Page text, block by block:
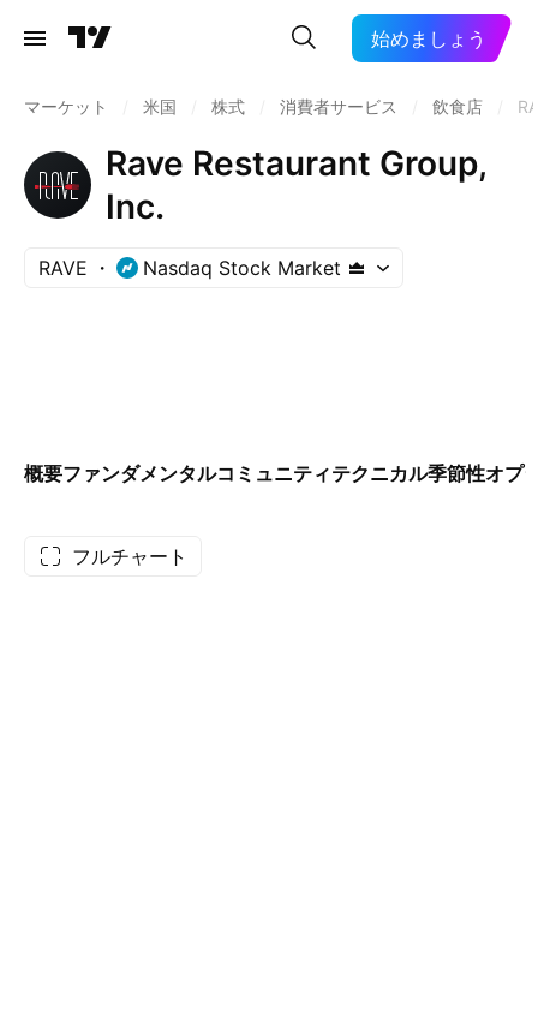
始めましょう
マーケット 米国 株式 消費者サービス 飲食店
Rave Restaurant Group,
Inc.
RAVE Nasdaq Stock Market
概要ファンダメンタルコミュニティテクニカル季節性オプ
フルチャート